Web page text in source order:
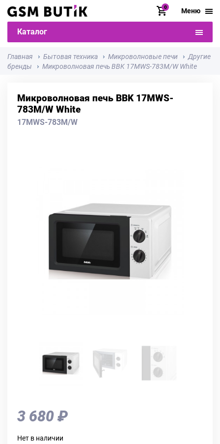
0 Меню
Каталог
Главная Бытовая техника Микроволновые печи
Другие
бренды
Микроволновая печь BBK 17MWS-783M/W White
Микроволновая печь BBK 17MWS-
783M/W White
17MWS-783M/W
3 680 ₽
Нет в наличии